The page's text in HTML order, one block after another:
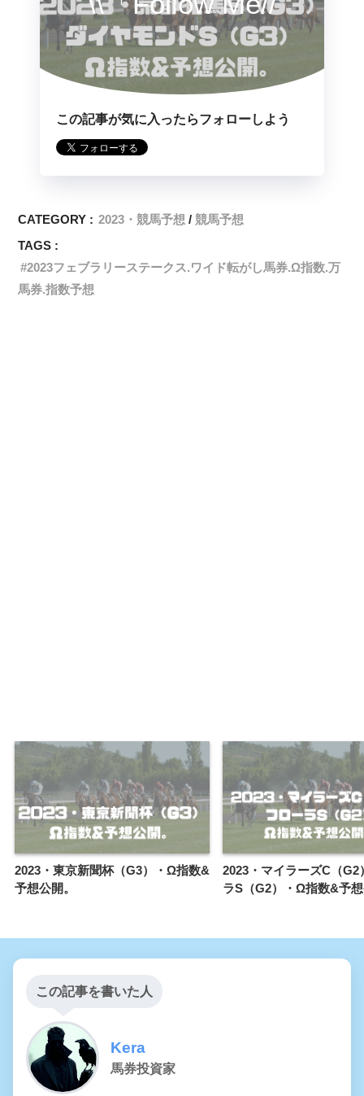
この記事が気に入ったらフォローしよう
CATEGORY : 2023・競馬予想
競馬予想
TAGS :
2023フェブラリーステークス.ワイド転がし馬券.Ω指数.万
馬券.指数予想
2023・東京新聞杯（G3）・Ω指数&
予想公開。
2023・マイラーズC（G2
ラS（G2）・Ω指数&予
この記事を書いた人
Kera
馬券投資家